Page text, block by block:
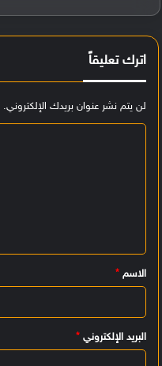
اترك تعليقاً
لن يتم نشر عنوان بريدك الإلكتروني.
ي
ق
الاسم *
البريد الإلكتروني *